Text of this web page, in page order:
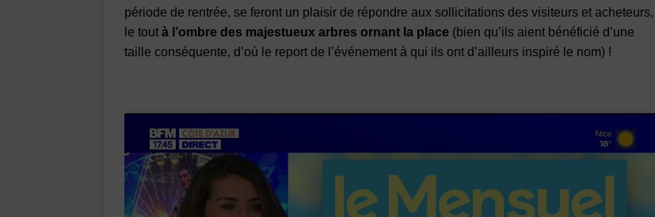
période de rentrée, se feront un plaisir de répondre aux sollicitations des visiteurs et acheteurs,
le tout à l’ombre des majestueux arbres ornant la place (bien qu’ils aient bénéficié d’une
taille conséquente, d’où le report de l’événement à qui ils ont d’ailleurs inspiré le nom) !